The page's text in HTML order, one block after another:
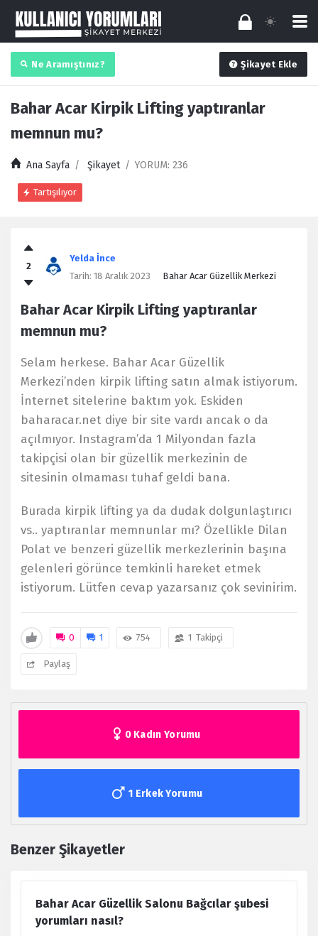
Ne Aramıştınız? Şikayet Ekle
Bahar Acar Kirpik Lifting yaptıranlar
memnun mu?
Ana Sayfa / Şikayet / YORUM: 236
Tartışılıyor
Yorumları
Latest
2
Yelda İnce
Tarih: 18 Aralık 2023 Bahar Acar Güzellik Merkezi
Bahar Acar Kirpik Lifting yaptıranlar
memnun mu?
Selam herkese. Bahar Acar Güzellik
Merkezi’nden kirpik lifting satın almak istiyorum.
İnternet sitelerine baktım yok. Eskiden
baharacar.net diye bir site vardı ancak o da
açılmıyor. Instagram’da 1 Milyondan fazla
takipçisi olan bir güzellik merkezinin de
sitesinin olmaması tuhaf geldi bana.
Burada kirpik lifting ya da dudak dolgunlaştırıcı
vs.. yaptıranlar memnunlar mı? Özellikle Dilan
Polat ve benzeri güzellik merkezlerinin başına
gelenleri görünce temkinli hareket etmek
istiyorum. Lütfen cevap yazarsanız çok sevinirim.
0 1 754 1 Takipçi
Paylaş
0 Kadın Yorumu
1 Erkek Yorumu
Benzer Şikayetler
Bahar Acar Güzellik Salonu Bağcılar şubesi
yorumları nasıl?